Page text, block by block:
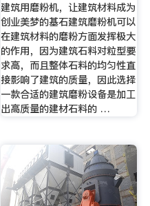
建筑用磨粉机，让建筑材料成为
创业美梦的基石建筑磨粉机可以
在建筑材料的磨粉方面发挥极大
的作用，因为建筑石料对粒型要
求高，而且整体石料的均匀性直
接影响了建筑的质量，因此选择
一款合适的建筑磨粉设备是加工
出高质量的建材石料的 …